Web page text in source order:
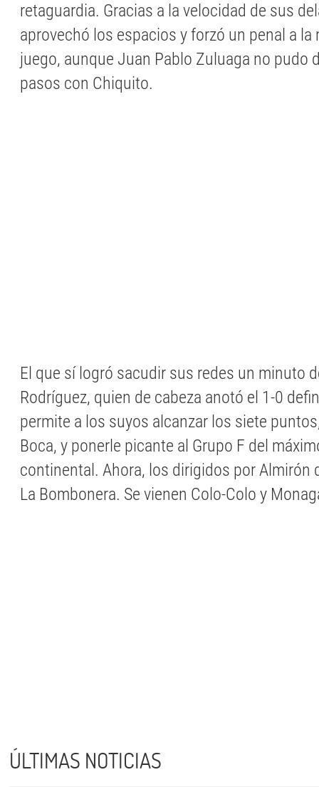
retaguardia. Gracias a la velocidad de sus
aprovechó los espacios y forzó un penal a la
juego, aunque Juan Pablo Zuluaga no pudo
pasos con Chiquito.
El que sí logró sacudir sus redes un minuto
Rodríguez, quien de cabeza anotó el 1-0
permite a los suyos alcanzar los siete
Boca, y ponerle picante al Grupo F del
continental. Ahora, los dirigidos por Almirón
La Bombonera. Se vienen Colo-Colo y
ÚLTIMAS NOTICIAS